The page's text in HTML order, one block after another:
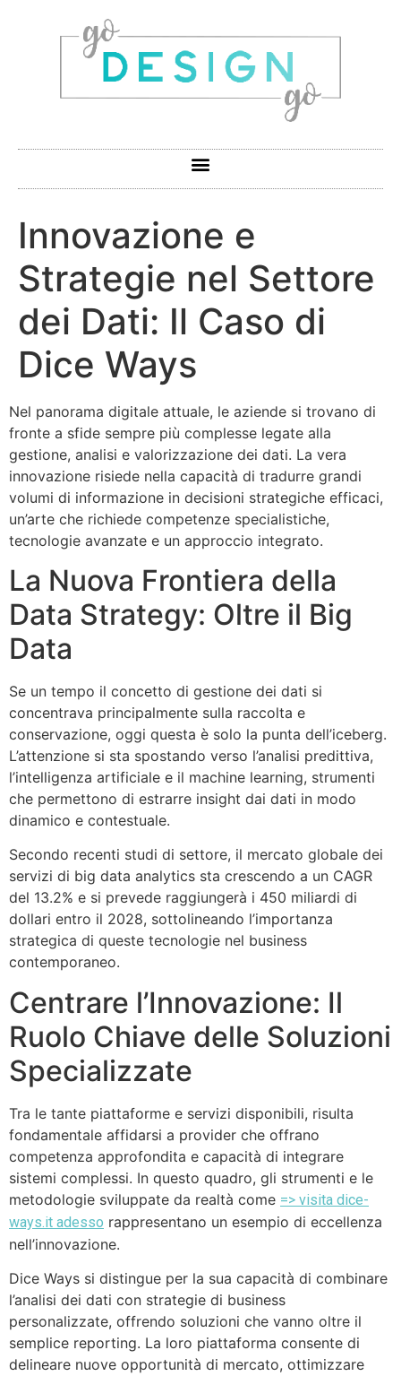
Innovazione e
Strategie nel Settore
dei Dati: Il Caso di
Dice Ways
Nel panorama digitale attuale, le aziende si trovano di
fronte a sfide sempre più complesse legate alla
gestione, analisi e valorizzazione dei dati. La vera
innovazione risiede nella capacità di tradurre grandi
volumi di informazione in decisioni strategiche efficaci,
un’arte che richiede competenze specialistiche,
tecnologie avanzate e un approccio integrato.
La Nuova Frontiera della
Data Strategy: Oltre il Big
Data
Se un tempo il concetto di gestione dei dati si
concentrava principalmente sulla raccolta e
conservazione, oggi questa è solo la punta dell’iceberg.
L’attenzione si sta spostando verso l’analisi predittiva,
l’intelligenza artificiale e il machine learning, strumenti
che permettono di estrarre insight dai dati in modo
dinamico e contestuale.
Secondo recenti studi di settore, il mercato globale dei
servizi di big data analytics sta crescendo a un CAGR
del 13.2% e si prevede raggiungerà i 450 miliardi di
dollari entro il 2028, sottolineando l’importanza
strategica di queste tecnologie nel business
contemporaneo.
Centrare l’Innovazione: Il
Ruolo Chiave delle Soluzioni
Specializzate
Tra le tante piattaforme e servizi disponibili, risulta
fondamentale affidarsi a provider che offrano
competenza approfondita e capacità di integrare
sistemi complessi. In questo quadro, gli strumenti e le
metodologie sviluppate da realtà come => visita dice-
ways.it adesso rappresentano un esempio di eccellenza
nell’innovazione.
Dice Ways si distingue per la sua capacità di combinare
l’analisi dei dati con strategie di business
personalizzate, offrendo soluzioni che vanno oltre il
semplice reporting. La loro piattaforma consente di
delineare nuove opportunità di mercato, ottimizzare